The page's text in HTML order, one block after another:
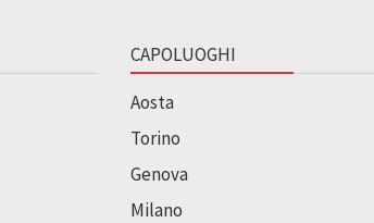
CAPOLUOGHI
Aosta
Torino
Genova
Milano